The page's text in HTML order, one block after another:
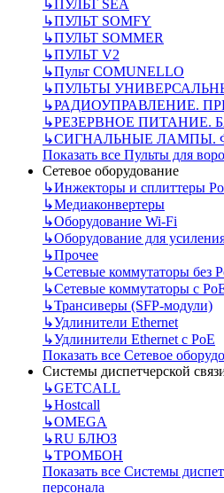
↳ПУЛЬТ SEA
↳ПУЛЬТ SOMFY
↳ПУЛЬТ SOMMER
↳ПУЛЬТ V2
↳Пульт СOMUNELLO
↳ПУЛЬТЫ
↳РАДИОУПРАВЛЕНИЕ.
↳РЕЗЕРВНОЕ ПИТАНИЕ.
↳СИГНАЛЬНЫЕ ЛАМПЫ.
Показать все Пульты для
Сетевое оборудование
↳Инжекторы и сплиттеры
↳Медиаконвертеры
↳Оборудование Wi-Fi
↳Оборудование для
↳Прочее
↳Сетевые коммутаторы без
↳Сетевые коммутаторы с
↳Трансиверы (SFP-модули)
↳Удлинители Ethernet
↳Удлинители Ethernet с PoE
Показать все Сетевое
Системы диспетчерской
↳GETCALL
↳Hostcall
↳OMEGA
↳RU БЛЮЗ
↳ТРОМБОН
Показать все Системы
персонала